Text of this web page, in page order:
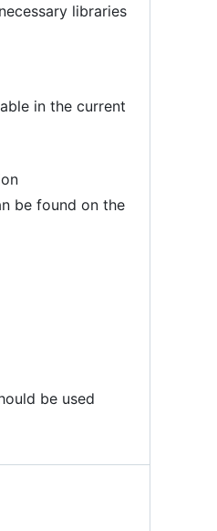
libraries
in the current
be found on the
be used